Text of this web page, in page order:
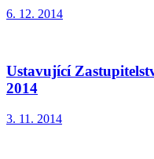
6. 12. 2014
Ustavující
2014
3. 11. 2014